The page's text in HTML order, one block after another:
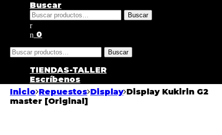
Buscar
Buscar
por:
Buscar
0
Buscar
por:
Buscar
TIENDAS-TALLER
Escríbenos
Inicio Repuestos Display Display Kukirin G2
master [Original]